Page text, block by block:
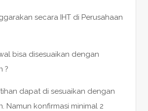
secara IHT di Perusahaan
bisa disesuaikan dengan
?
dapat di sesuaikan dengan
Namun konfirmasi minimal 2